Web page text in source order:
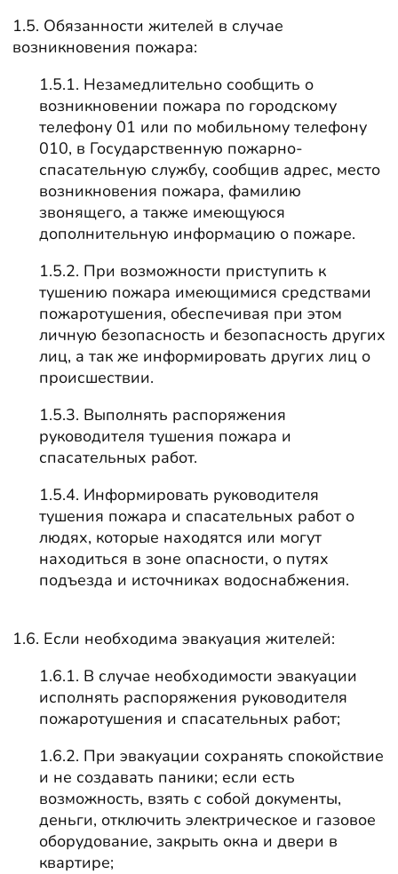
1.5. Обязанности жителей в случае
возникновения пожара:
1.5.1. Незамедлительно сообщить о
возникновении пожара по городскому
телефону 01 или по мобильному телефону
010, в Государственную пожарно-
спасательную службу, сообщив адрес, место
возникновения пожара, фамилию
звонящего, а также имеющуюся
дополнительную информацию о пожаре.
1.5.2. При возможности приступить к
тушению пожара имеющимися средствами
пожаротушения, обеспечивая при этом
личную безопасность и безопасность других
лиц, а так же информировать других лиц о
происшествии.
1.5.3. Выполнять распоряжения
руководителя тушения пожара и
спасательных работ.
1.5.4. Информировать руководителя
тушения пожара и спасательных работ о
людях, которые находятся или могут
находиться в зоне опасности, о путях
подъезда и источниках водоснабжения.
1.6. Если необходима эвакуация жителей:
1.6.1. В случае необходимости эвакуации
исполнять распоряжения руководителя
пожаротушения и спасательных работ;
1.6.2. При эвакуации сохранять спокойствие
и не создавать паники; если есть
возможность, взять с собой документы,
деньги, отключить электрическое и газовое
оборудование, закрыть окна и двери в
квартире;